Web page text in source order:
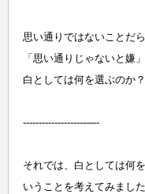
思い通りではないことだ
「思い通りじゃないと嫌
白としては何を選ぶのか
--------------------—-
それでは、白としては何
いうことを考えてみました